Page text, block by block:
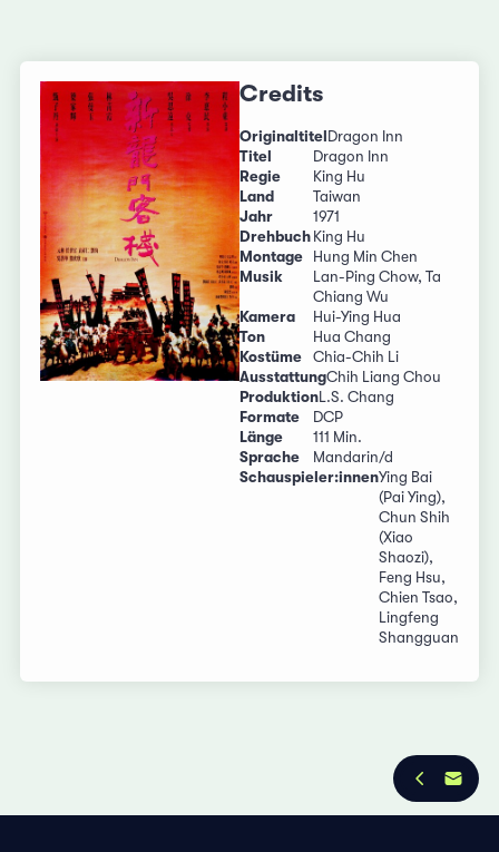
Credits
Originaltitel Dragon Inn
Titel
Dragon Inn
Regie
King Hu
Land
Taiwan
Jahr
1971
Drehbuch King Hu
Montage
Hung Min Chen
Musik
Lan-Ping Chow, Ta
Chiang Wu
Kamera
Hui-Ying Hua
Ton
Hua Chang
Kostüme
Chia-Chih Li
AusstattungChih Liang Chou
ProduktionL.S. Chang
Formate
DCP
Länge
111 Min.
Sprache
Mandarin/d
Schauspieler:innenYing Bai
(Pai Ying),
Chun Shih
(Xiao
Shaozi),
Feng Hsu,
Chien Tsao,
Lingfeng
Shangguan